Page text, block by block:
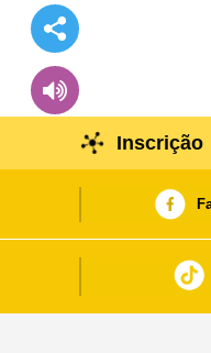
Inscrição